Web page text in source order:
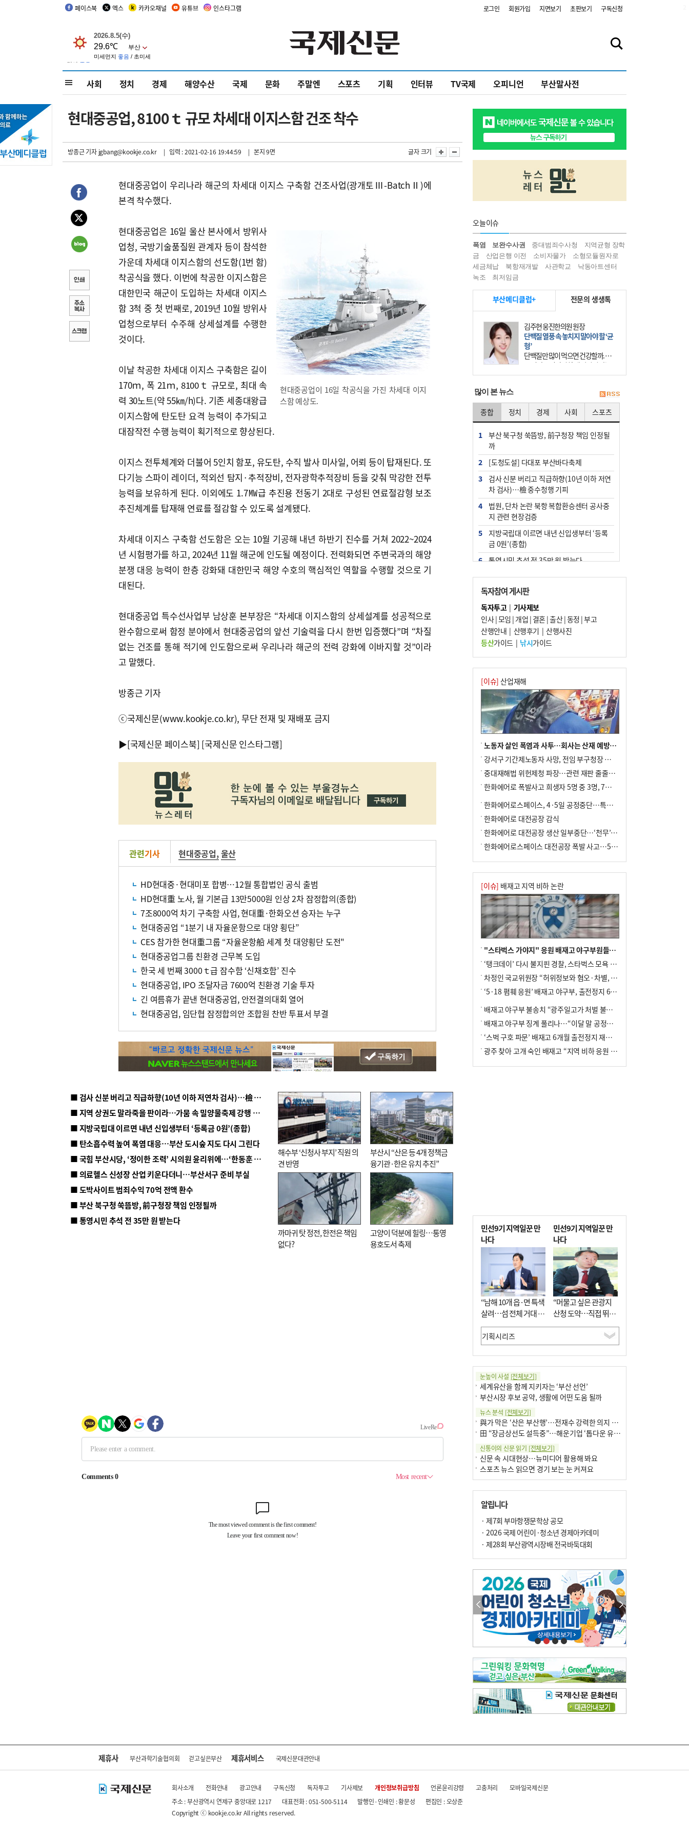
페이스북 엑스 카카오채널 유튜브 인스타그램 로그인 회원가입 지면보기 초판보기 구독신청
사회 정치 경제 해양수산 국제 문화 주말엔 스포츠 기획 인터뷰 TV국제 오피니언 부산말사전
현대중공업, 8100ｔ 규모 차세대 이지스함 건조 착수
방종근 기자jgbang@kookje.co.kr | 입력 : 2021-02-16 19:44:59 | 본지 9면 글자 크기
현대중공업이 우리나라 해군의 차세대 이지스 구축함 건조사업(광개토Ⅲ-BatchⅡ)에
본격 착수했다.
현대중공업이 16일 착공식을 가진 차세대 이지
스함 예상도.
현대중공업은 16일 울산 본사에서 방위사
업청, 국방기술품질원 관계자 등이 참석한
가운데 차세대 이지스함의 선도함(1번 함)
착공식을 했다. 이번에 착공한 이지스함은
대한민국 해군이 도입하는 차세대 이지스
함 3척 중 첫 번째로, 2019년 10월 방위사
업청으로부터 수주해 상세설계를 수행한
것이다.
이날 착공한 차세대 이지스 구축함은 길이
170ｍ, 폭 21ｍ, 8100ｔ 규모로, 최대 속
력 30노트(약 55㎞/h)다. 기존 세종대왕급
이지스함에 탄도탄 요격 능력이 추가되고
대잠작전 수행 능력이 획기적으로 향상된다.
이지스 전투체계와 더불어 5인치 함포, 유도탄, 수직 발사 미사일, 어뢰 등이 탑재된다. 또
다기능 스파이 레이더, 적외선 탐지·추적장비, 전자광학추적장비 등을 갖춰 막강한 전투
능력을 보유하게 된다. 이외에도 1.7㎿급 추진용 전동기 2대로 구성된 연료절감형 보조
추진체계를 탑재해 연료를 절감할 수 있도록 설계됐다.
차세대 이지스 구축함 선도함은 오는 10월 기공해 내년 하반기 진수를 거쳐 2022~2024
년 시험평가를 하고, 2024년 11월 해군에 인도될 예정이다. 전력화되면 주변국과의 해양
분쟁 대응 능력이 한층 강화돼 대한민국 해양 수호의 핵심적인 역할을 수행할 것으로 기
대된다.
현대중공업 특수선사업부 남상훈 본부장은 “차세대 이지스함의 상세설계를 성공적으로
완수함으로써 함정 분야에서 현대중공업의 앞선 기술력을 다시 한번 입증했다”며 “차질
없는 건조를 통해 적기에 인도함으로써 우리나라 해군의 전력 강화에 이바지할 것”이라
고 말했다.
방종근 기자
ⓒ국제신문(www.kookje.co.kr), 무단 전재 및 재배포 금지
▶[국제신문 페이스북] [국제신문 인스타그램]
관련기사 현대중공업,울산
HD현대중·현대미포 합병…12월 통합법인 공식 출범
HD현대重 노사, 월 기본급 13만5000원 인상 2차 잠정합의(종합)
7조8000억 차기 구축함 사업, 현대重·한화오션 승자는 누구
현대중공업 “1분기 내 자율운항으로 대양 횡단”
CES 참가한 현대重그룹 “자율운항船 세계 첫 대양횡단 도전"
현대중공업그룹 친환경 근무복 도입
한국 세 번째 3000ｔ급 잠수함 ‘신채호함’ 진수
현대중공업, IPO 조달자금 7600억 친환경 기술 투자
긴 여름휴가 끝낸 현대중공업, 안전결의대회 열어
현대중공업, 임단협 잠정합의안 조합원 찬반 투표서 부결
■ 검사 신분 버리고 직급하향(10년 이하 저연차 검사)…檢 중수청행 기피
■ 지역 상권도 말라죽을 판이라…가뭄 속 밀양물축제 강행 논란
■ 지방국립대 이르면 내년 신입생부터 ‘등록금 0원’(종합)
■ 탄소흡수력 높여 폭염 대응…부산 도시숲 지도 다시 그린다
■ 국힘 부산시당, ‘정이한 조력’ 시의원 윤리위에…‘한동훈 지지’도 신고접수
■ 의료헬스 신성장 산업 키운다더니…부산서구 준비 부실
■ 도박사이트 범죄수익 70억 전액 환수
■ 부산 북구청 쑥뜸방, 前구청장 책임 인정될까
■ 통영시민 추석 전 35만 원 받는다
해수부 ‘신청사 부지’ 직원 의
견 반영
부산시 “산은 등 4개 정책금
융기관·한은 유치 추진”
까마귀 탓 정전, 한전은 책임
없다?
고양이 덕분에 힐링…통영
용호도서 축제
오늘이슈
폭염 보완수사권 중대범죄수사청
지역균형 장학
금
산업은행 이전 소비자물가
소형모듈원자로
세금체납
북항재개발 사관학교
낙동아트센터
녹조
최저임금
부산메디클럽+ 전문의 생생톡
김주현 웅진한의원 원장
단백질 열풍 속 놓치지 말아야 할 ‘균
형’
단백질만 많이 먹으면 건강할까. 요
즘 건강을 이야기할 때 빠지지 않는
키워드가 단백질이다. 헬스장을 다니
많이 본 뉴스
종합 정치 경제 사회 스포츠
1
부산 북구청 쑥뜸방, 前구청장 책임 인정될
까
2
[도청도설] 다대포 부산바다축제
3
검사 신분 버리고 직급하향(10년 이하 저연
차 검사)…檢 중수청행 기피
4
법원, 단차 논란 북항 복합환승센터 공사중
지 관련 현장검증
5
지방국립대 이르면 내년 신입생부터 ‘등록
금 0원’(종합)
6
통영시민 추석 전 35만 원 받는다
7
부산 철강공장 50대 노동자 추락사
8
국힘 부산시당, ‘정이한 조력’ 시의원 윤리
위에…‘한동훈 지지’도 신고접수
9
지역 상권도 말라죽을 판이라…가뭄 속 밀
양물축제 강행 논란
10 탄소흡수력 높여 폭염 대응…부산 도시숲
지도 다시 그린다
독자참여 게시판
독자투고| 기사제보
인사|모임 | 개업 | 결혼|출산|동정 |부고
산행안내 | 산행후기 | 산행사진
등산가이드| 낚시가이드
[이슈] 산업재해
노동자 살인 폭염과 사투…회사는 산재 예방·전기료 절감 전력
강서구 기간제노동자 사망, 전임 부구청장 檢 송치
중대재해법 위헌제청 파장…관련 재판 줄줄이 브레이크
한화에어로 폭발사고 희생자 5명 중 3명, 7일 영면
한화에어로스페이스, 4·5일 공정중단…특별 안전점검
한화에어로 대전공장 감식
한화에어로 대전공장 생산 일부중단…‘천무’ 수출 비상
한화에어로스페이스 대전공장 폭발 사고…5명 사망·2명 부상(종합)
[이슈] 배재고 지역 비하 논란
"스타벅스 가야지" 응원 배재고 야구부원들, 학교서 징계 처분
‘탱크데이’ 다시 불지핀 경찰, 스타벅스 모욕 혐의 압수수색
차정인 국교위원장 “허위정보와 혐오·차별, 학교 교실까지 유입"
‘5·18 폄훼 응원’ 배재고 야구부, 출전정지 6개월→1개월 감경
배재고 야구부 불송치 “광주일고가 처벌 불원 의사 표해”
배재고 야구부 징계 풀리나…“이달 말 공정위서 재심의”
‘스벅 구호 파문’ 배재고 6개월 출전정지 재심 신청키로
광주 찾아 고개 숙인 배재고 “지역 비하 응원 잘못”(종합)
민선9기 지역일꾼 만
나다
“남해 10개 읍·면 특색
살려…섬 전체 거대 정
원으로 조성”
민선9기 지역일꾼 만
나다
“머물고 싶은 관광지
산청 도약…직접 뛰며
‘돈 버는 군수’ 될 것”
눈높이 사설 [전체보기]
세계유산을 함께 지키자는 ‘부산 선언’
부산시장 후보 공약, 생활에 어떤 도움 될까
뉴스 분석 [전체보기]
與가 막은 ‘산은 부산행’…전재수 강력한 의지 표명 없인 공염불
田 “장금상선도 설득중”…해운기업 ‘톱다운 유치전’ 가속
신통이의 신문 읽기 [전체보기]
신문 속 시대현상…뉴미디어 활용해 봐요
스포츠 뉴스 읽으면 경기 보는 눈 커져요
구·군 승진 축하화분 관행 없애자니 소상공인 울상
팩트체크 [전체보기]
서산 간월암
한 손 뉴스[전체보기]
골목 맛집 발굴 고메 셀렉션…부산시, 페스티벌 시월 연계
이란 공습 경고·취소 되풀이…오락가락 트럼프 비꼰 ‘타코’
오늘의 날씨-[전체보기]
오늘의 날씨- 2026년 8월 6일
오늘의 날씨- 2026년 8월 5일
우리 결혼해요-[전체보기]
우리 결혼해요- 김홍윤·정세빈 커플
알립니다
· 제7회 부마항쟁문학상 공모
· 2026 국제 어린이·청소년 경제아카데미
· 제28회 부산광역시장배 전국바둑대회
제휴사 부산과학기술협의회 걷고싶은부산 제휴서비스 국제신문대관안내
회사소개 전화안내 광고안내 구독신청 독자투고 기사제보 개인정보취급방침 언론윤리강령 고충처리
모바일국제신문
주소 : 부산광역시 연제구 중앙대로 1217
대표전화 : 051-500-5114 발행인·인쇄인 : 황문성
편집인 : 오상준
Copyright ⓒ kookje.co.kr All rights reserved.